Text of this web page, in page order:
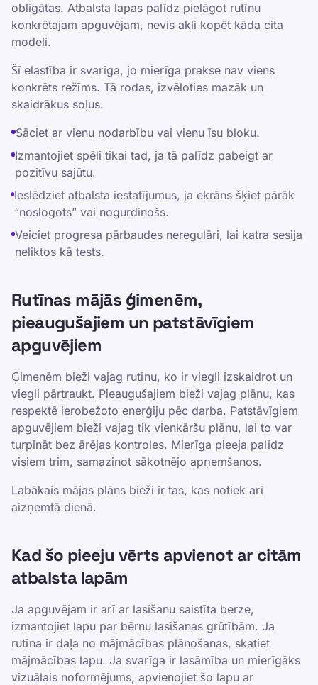
obligātas. Atbalsta lapas palīdz pielāgot rutīnu
konkrētajam apguvējam, nevis akli kopēt kāda cita
modeli.
Šī elastība ir svarīga, jo mierīga prakse nav viens
konkrēts režīms. Tā rodas, izvēloties mazāk un
skaidrākus soļus.
Sāciet ar vienu nodarbību vai vienu īsu bloku.
Izmantojiet spēli tikai tad, ja tā palīdz pabeigt ar
pozitīvu sajūtu.
Ieslēdziet atbalsta iestatījumus, ja ekrāns šķiet pārāk
“noslogots” vai nogurdinošs.
Veiciet progresa pārbaudes neregulāri, lai katra sesija
neliktos kā tests.
Rutīnas mājās ģimenēm,
pieaugušajiem un patstāvīgiem
apguvējiem
Ģimenēm bieži vajag rutīnu, ko ir viegli izskaidrot un
viegli pārtraukt. Pieaugušajiem bieži vajag plānu, kas
respektē ierobežoto enerģiju pēc darba. Patstāvīgiem
apguvējiem bieži vajag tik vienkāršu plānu, lai to var
turpināt bez ārējas kontroles. Mierīga pieeja palīdz
visiem trim, samazinot sākotnējo apņemšanos.
Labākais mājas plāns bieži ir tas, kas notiek arī
aizņemtā dienā.
Kad šo pieeju vērts apvienot ar citām
atbalsta lapām
Ja apguvējam ir arī ar lasīšanu saistīta berze,
izmantojiet lapu par bērnu lasīšanas grūtībām. Ja
rutīna ir daļa no mājmācības plānošanas, skatiet
mājmācības lapu. Ja svarīga ir lasāmība un mierīgāks
vizuālais noformējums, apvienojiet šo lapu ar